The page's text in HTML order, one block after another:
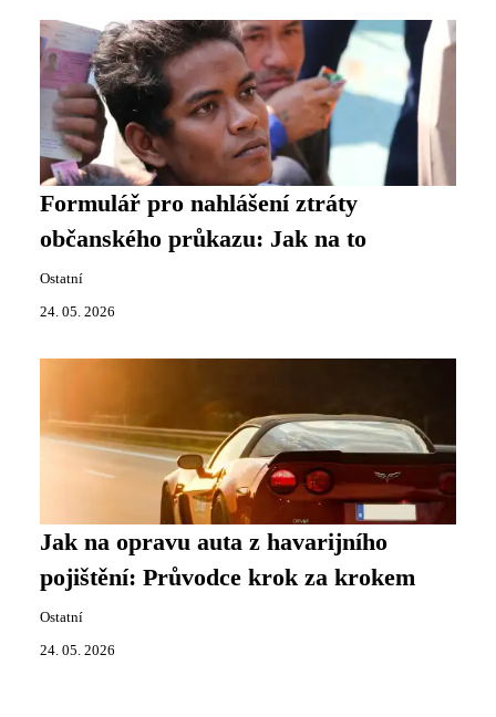
Formulář pro nahlášení ztráty
občanského průkazu: Jak na to
Ostatní
24. 05. 2026
Jak na opravu auta z havarijního
pojištění: Průvodce krok za krokem
Ostatní
24. 05. 2026